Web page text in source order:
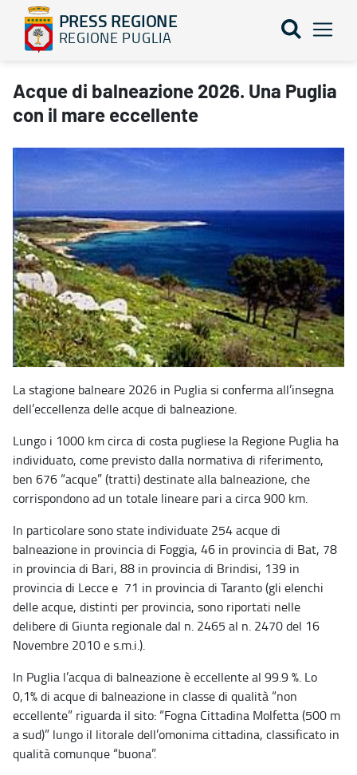
PRESS REGIONE
REGIONE PUGLIA
Acque di balneazione 2026. Una Puglia con il mare eccellente -
Acque di balneazione 2026. Una Puglia
con il mare eccellente
La stagione balneare 2026 in Puglia si conferma all’insegna
dell’eccellenza delle acque di balneazione.
Lungo i 1000 km circa di costa pugliese la Regione Puglia ha
individuato, come previsto dalla normativa di riferimento,
ben 676 “acque” (tratti) destinate alla balneazione, che
corrispondono ad un totale lineare pari a circa 900 km.
In particolare sono state individuate 254 acque di
balneazione in provincia di Foggia, 46 in provincia di Bat, 78
in provincia di Bari, 88 in provincia di Brindisi, 139 in
provincia di Lecce e 71 in provincia di Taranto (gli elenchi
delle acque, distinti per provincia, sono riportati nelle
delibere di Giunta regionale dal n. 2465 al n. 2470 del 16
Novembre 2010 e s.m.i.).
In Puglia l’acqua di balneazione è eccellente al 99.9 %. Lo
0,1% di acque di balneazione in classe di qualità “non
eccellente” riguarda il sito: “Fogna Cittadina Molfetta (500 m
a sud)” lungo il litorale dell’omonima cittadina, classificato in
qualità comunque “buona”.